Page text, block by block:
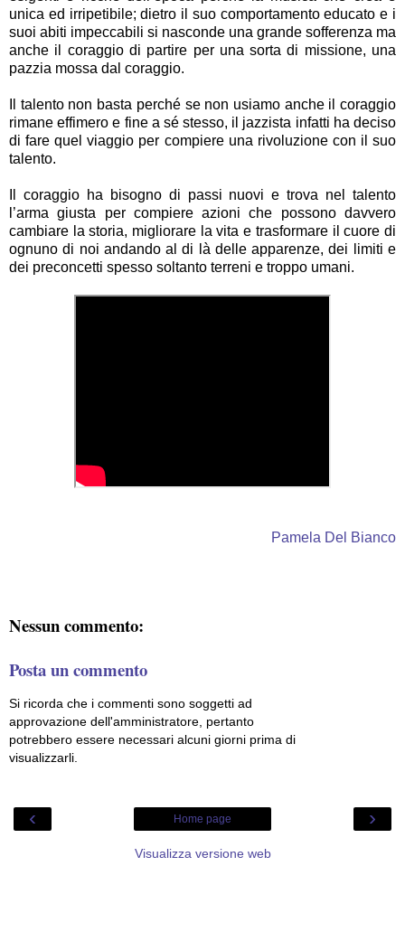
unica ed irripetibile; dietro il suo comportamento educato e i
suoi abiti impeccabili si nasconde una grande sofferenza ma
anche il coraggio di partire per una sorta di missione, una
pazzia mossa dal coraggio.
Il talento non basta perché se non usiamo anche il coraggio
rimane effimero e fine a sé stesso, il jazzista infatti ha deciso
di fare quel viaggio per compiere una rivoluzione con il suo
talento.
Il coraggio ha bisogno di passi nuovi e trova nel talento
l’arma giusta per compiere azioni che possono davvero
cambiare la storia, migliorare la vita e trasformare il cuore di
ognuno di noi andando al di là delle apparenze, dei limiti e
dei preconcetti spesso soltanto terreni e troppo umani.
Pamela Del Bianco
Nessun commento:
Posta un commento
Si ricorda che i commenti sono soggetti ad
approvazione dell'amministratore, pertanto
potrebbero essere necessari alcuni giorni prima di
visualizzarli.
‹ ›
Home page
Visualizza versione web